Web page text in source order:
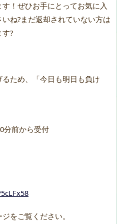
！ぜひお手にとってお気に入
ね?まだ返却されていない方は
?
ため、「今日も明日も負け
分前から受付
をご覧ください。